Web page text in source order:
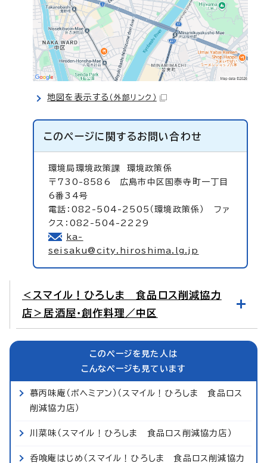
地図を表示する （外部リンク）
このページに関するお問い合わせ
環境局環境政策課 環境政策係
〒730-8586 広島市中区国泰寺町一丁目
6番34号
電話：082-504-2505（環境政策係） ファ
クス：082-504-2229
ka-
seisaku@city.hiroshima.lg.jp
＜スマイル！ひろしま 食品ロス削減協力
店＞居酒屋・創作料理／中区
このページを見た人は
こんなページも見ています
慕丙味庵（ボヘミアン）（スマイル！ひろしま 食品ロス
削減協力店）
川菜味（スマイル！ひろしま 食品ロス削減協力店）
呑喰庵はじめ（スマイル！ひろしま 食品ロス削減協力